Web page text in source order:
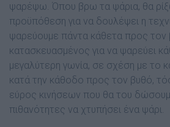
ψαρέψω. Όπου βρω τα ψάρια, θα
προϋπόθεση για να δουλέψει η
ψαρεύουμε πάντα κάθετα προς τον
κατασκευασμένος για να ψαρεύει
μεγαλύτερη γωνία, σε σχέση με το
κατά την κάθοδο προς τον βυθό,
εύρος κινήσεων που θα του
πιθανότητες να χτυπήσει ένα ψάρι.